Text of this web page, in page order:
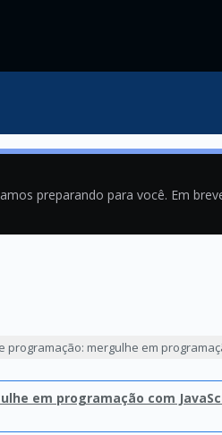
preparando para você. Em
programação: mergulhe em
em programação com